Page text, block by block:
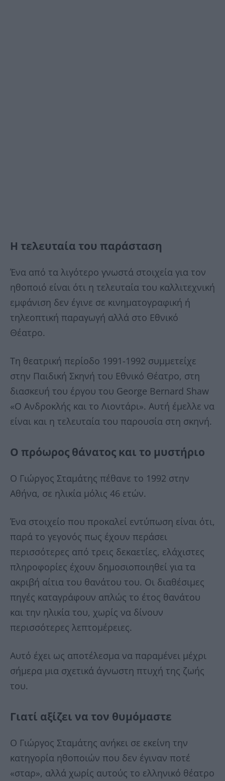
Η τελευταία του παράσταση
Ένα από τα λιγότερο γνωστά στοιχεία για τον
ηθοποιό είναι ότι η τελευταία του καλλιτεχνική
εμφάνιση δεν έγινε σε κινηματογραφική ή
τηλεοπτική παραγωγή αλλά στο Εθνικό
Θέατρο.
Τη θεατρική περίοδο 1991-1992 συμμετείχε
στην Παιδική Σκηνή του Εθνικό Θέατρο, στη
διασκευή του έργου του George Bernard Shaw
«Ο Ανδροκλής και το Λιοντάρι». Αυτή έμελλε να
είναι και η τελευταία του παρουσία στη σκηνή.
Ο πρόωρος θάνατος και το μυστήριο
Ο Γιώργος Σταμάτης πέθανε το 1992 στην
Αθήνα, σε ηλικία μόλις 46 ετών.
Ένα στοιχείο που προκαλεί εντύπωση είναι ότι,
παρά το γεγονός πως έχουν περάσει
περισσότερες από τρεις δεκαετίες, ελάχιστες
πληροφορίες έχουν δημοσιοποιηθεί για τα
ακριβή αίτια του θανάτου του. Οι διαθέσιμες
πηγές καταγράφουν απλώς το έτος θανάτου
και την ηλικία του, χωρίς να δίνουν
περισσότερες λεπτομέρειες.
Αυτό έχει ως αποτέλεσμα να παραμένει μέχρι
σήμερα μια σχετικά άγνωστη πτυχή της ζωής
του.
Γιατί αξίζει να τον θυμόμαστε
Ο Γιώργος Σταμάτης ανήκει σε εκείνη την
κατηγορία ηθοποιών που δεν έγιναν ποτέ
«σταρ», αλλά χωρίς αυτούς το ελληνικό θέατρο